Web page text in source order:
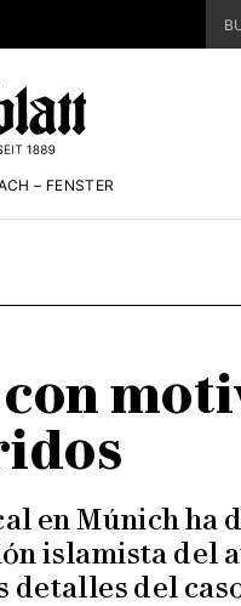
– FENSTER
en Múnich ha
islamista del
detalles del